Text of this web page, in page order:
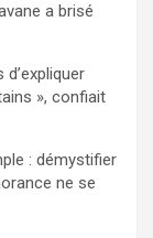
a brisé
», confiait
: démystifier
ne se